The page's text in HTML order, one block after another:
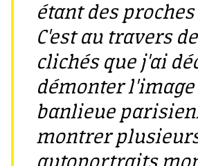
étant des
C'est au travers
clichés que j'ai
démonter l'image
banlieue
montrer